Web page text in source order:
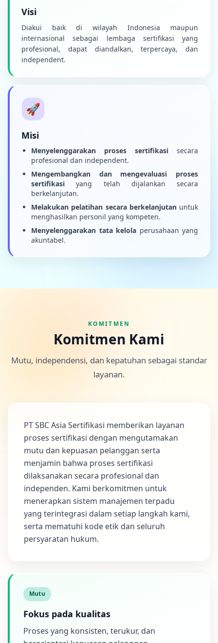
Visi
Diakui baik di wilayah Indonesia maupun
internasional sebagai lembaga sertifikasi yang
profesional, dapat diandalkan, terpercaya, dan
independent.
🚀
Misi
Menyelenggarakan proses sertifikasi secara
profesional dan independent.
Mengembangkan dan mengevaluasi proses
sertifikasi yang telah dijalankan secara
berkelanjutan.
Melakukan pelatihan secara berkelanjutanuntuk
menghasilkan personil yang kompeten.
Menyelenggarakan tata kelola perusahaan yang
akuntabel.
KOMITMEN
Komitmen Kami
Mutu, independensi, dan kepatuhan sebagai standar
layanan.
PT SBC Asia Sertifikasi memberikan layanan
proses sertifikasi dengan mengutamakan
mutu dan kepuasan pelanggan serta
menjamin bahwa proses sertifikasi
dilaksanakan secara profesional dan
independen. Kami berkomitmen untuk
menerapkan sistem manajemen terpadu
yang terintegrasi dalam setiap langkah kami,
serta mematuhi kode etik dan seluruh
persyaratan hukum.
Mutu
Fokus pada kualitas
Proses yang konsisten, terukur, dan